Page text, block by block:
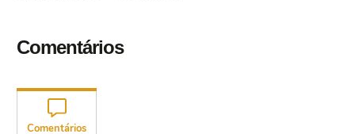
Comentários